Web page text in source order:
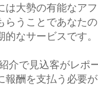
は大勢の有能なア
らうことであなた
なサービスです。
介で見込客がレポ
報酬を支払う必要